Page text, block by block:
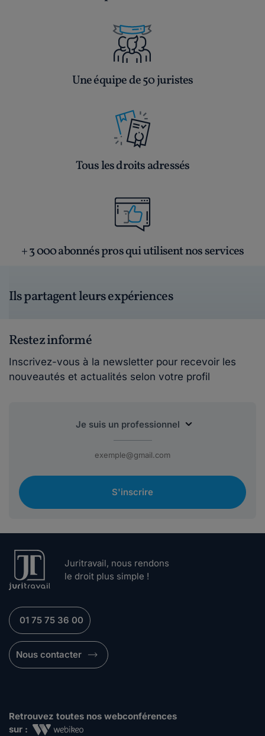
Une équipe de 50 juristes
Tous les droits adressés
+ 3 000 abonnés pros qui utilisent nos services
Ils partagent leurs expériences
Restez informé
Inscrivez-vous à la newsletter pour recevoir les
nouveautés et actualités selon votre profil
S'inscrire
Juritravail, nous rendons
le droit plus simple !
01 75 75 36 00
Nous contacter
Retrouvez toutes nos webconférences
sur :